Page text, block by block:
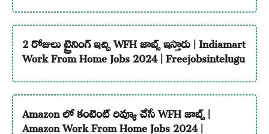
2 రోజులు ట్రైనింగ్ ఇచ్చి WFH జాబ్స్ ఇస్తారు | Indiamart
Work From Home Jobs 2024 | Freejobsintelugu
Amazon లో కంటెంట్ రివ్యూ చేసే WFH జాబ్స్ |
Amazon Work From Home Jobs 2024 |